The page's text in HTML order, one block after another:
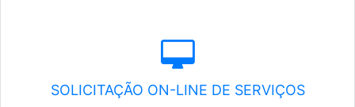
SOLICITAÇÃO ON-LINE DE SERVIÇOS